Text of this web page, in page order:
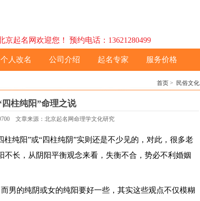
起名网欢迎您！ 预约电话：13621280499
个人改名 公司介绍 起名专家 服务价格
首页 > 民俗文化
柱纯阳”命理之说
文章来源：北京起名网命理学文化研究
纯阳”或“四柱纯阴”实则还是不少见的，对此，很多老
长，从阴阳平衡观念来看，失衡不合，势必不利婚姻
男的纯阴或女的纯阳要好一些，其实这些观点不仅模糊